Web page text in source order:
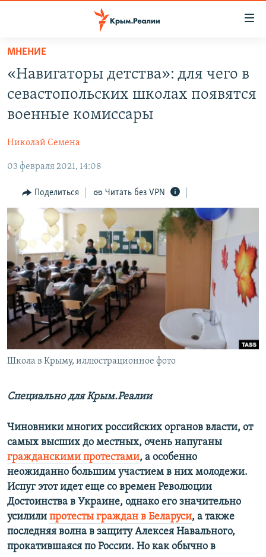
Вернуться
основному
содержанию
главной
Вернутся
поиску
ЕЩЕ
ИНТЕРАКТИВ
ИНФОГРАФИКА
ТЕЛЕПРОЕКТ КРЫМ.РЕАЛИИ
СОВЕТЫ ПРАВОЗАЩИТНИКОВ
ПРОПАВШИЕ БЕЗ ВЕСТИ
ПОБЕДИТЕЛЕЙ НЕ СУДЯТ?
КРЫМ.НЕПОКОРЕННЫЙ
ELIFBE
УКРАИНСКАЯ ПРОБЛЕМА КРЫМА
РАДІО СВОБОДА
КАК ОБОЙТИ БЛОКИРОВКУ
Українською
Qırımtatar
ПРИСОЕДИНЯЙТЕСЬ!
Все сайты RFE/RL
МНЕНИЕ
«Навигаторы детства»: для чего в
севастопольских школах появятся
военные комиссары
Николай Семена
03 февраля 2021, 14:08
Поделиться Читать без VPN
Школа в Крыму, иллюстрационное фото
Специально для Крым.Реалии
Чиновники многих российских органов власти, от
самых высших до местных, очень напуганы
гражданскими протестами, а особенно
неожиданно большим участием в них молодежи.
Испуг этот идет еще со времен Революции
Достоинства в Украине, однако его значительно
усилили протесты граждан в Беларуси, а также
последняя волна в защиту Алексея Навального,
прокатившаяся по России. Но как обычно в